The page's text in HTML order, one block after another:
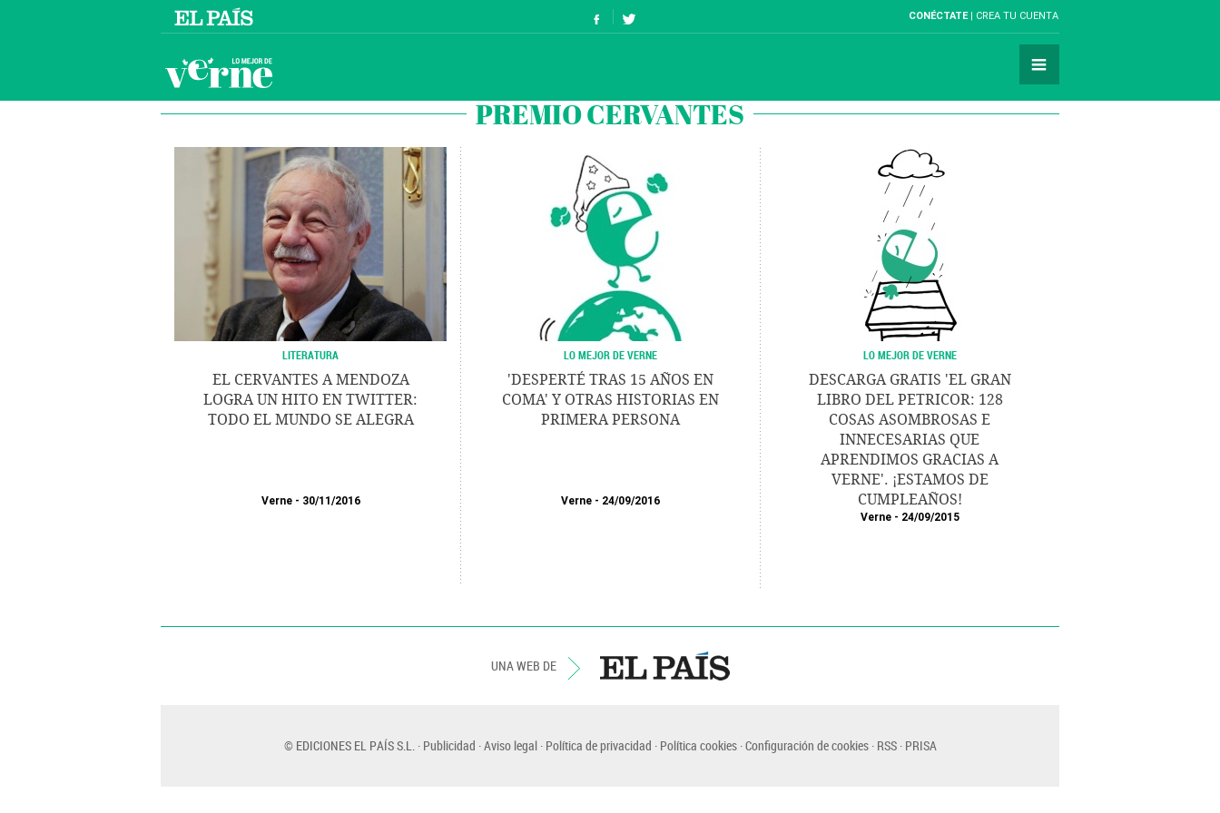
CONÉCTATE CREA TU CUENTA
PREMIO CERVANTES
LITERATURA
EL CERVANTES A MENDOZA
LOGRA UN HITO EN TWITTER:
TODO EL MUNDO SE ALEGRA
Verne 30/11/2016
LO MEJOR DE VERNE
'DESPERTÉ TRAS 15 AÑOS EN
COMA' Y OTRAS HISTORIAS EN
PRIMERA PERSONA
Verne 24/09/2016
LO MEJOR DE VERNE
DESCARGA GRATIS 'EL GRAN
LIBRO DEL PETRICOR: 128
COSAS ASOMBROSAS E
INNECESARIAS QUE
APRENDIMOS GRACIAS A
VERNE'. ¡ESTAMOS DE
CUMPLEAÑOS!
Verne 24/09/2015
UNA WEB DE
© EDICIONES EL PAÍS S.L. Publicidad Aviso legal Política de privacidad Política cookies Configuración de cookies RSS PRISA